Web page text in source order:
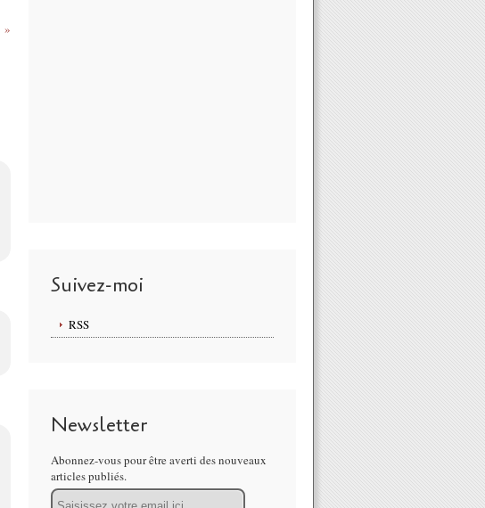
Suivez-moi
RSS
Newsletter
Abonnez-vous pour être averti des nouveaux
articles publiés.
Email